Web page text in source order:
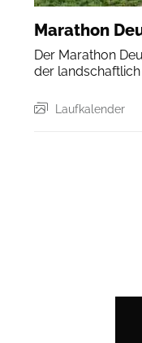
Marathon
Der Marathon
der
Laufkalender